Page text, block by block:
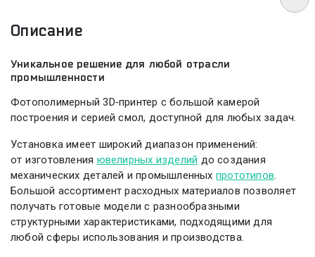
Описание
Уникальное решение для любой отрасли
промышленности
Фотополимерный 3D‑принтер с большой камерой
построения и серией смол, доступной для любых задач.
Установка имеет широкий диапазон применений:
от изготовления ювелирных изделий до создания
механических деталей и промышленных прототипов.
Большой ассортимент расходных материалов позволяет
получать готовые модели с разнообразными
структурными характеристиками, подходящими для
любой сферы использования и производства.